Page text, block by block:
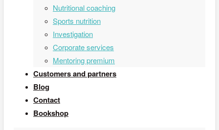
Nutritional coaching
Sports nutrition
Investigation
Corporate services
Mentoring premium
Customers and partners
Blog
Contact
Bookshop